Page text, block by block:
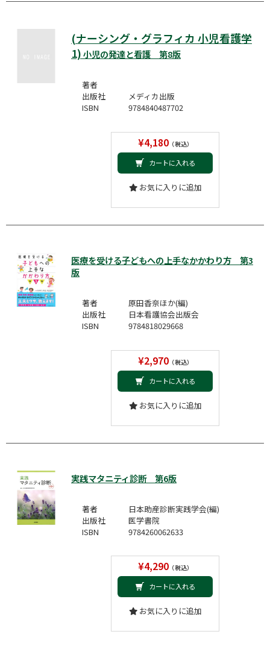
(ナーシング・グラフィカ 小児看護学
1)小児の発達と看護 第8版
著者
出版社
メディカ出版
ISBN
9784840487702
¥4,180（税込）
カートに入れる
お気に入りに追加
医療を受ける子どもへの上手なかかわり方 第3
版
著者
原田香奈ほか(編)
出版社
日本看護協会出版会
ISBN
9784818029668
¥2,970（税込）
カートに入れる
お気に入りに追加
実践マタニティ診断 第6版
著者
日本助産診断実践学会(編)
出版社
医学書院
ISBN
9784260062633
¥4,290（税込）
カートに入れる
お気に入りに追加